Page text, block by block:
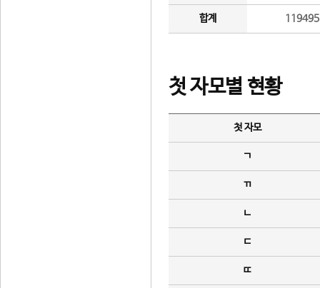
합계
첫 자모별 현황
첫 자모
ㄱ
ㄲ
ㄴ
ㄷ
ㄸ